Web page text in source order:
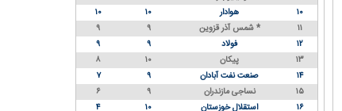
۱۰
هوادار ۱۰
۱۰
۱۱
شمس آذر قزوین * ۹
۹
۱۲
فولاد ۹
۹
۱۳
پیکان ۱۰
۸
۱۴
صنعت نفت آبادان ۹
۷
۱۵
نساجی مازندران ۹
۶
۱۶
استقلال خوزستان ۱۰ ۴